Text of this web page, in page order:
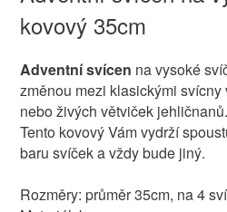
kovový 35cm
Adventní svícen na vysoké
změnou mezi klasickými
nebo živých větviček jehličnanů.
Tento kovový Vám vydrží
baru svíček a vždy bude jiný.
Rozměry: průměr 35cm, na 4